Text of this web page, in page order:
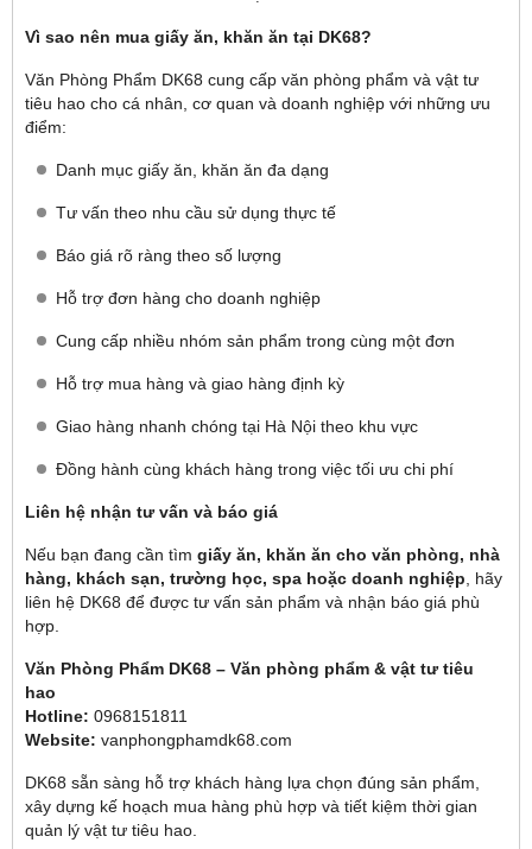
Vì sao nên mua giấy ăn, khăn ăn tại DK68?
Văn Phòng Phẩm DK68 cung cấp văn phòng phẩm và vật tư
tiêu hao cho cá nhân, cơ quan và doanh nghiệp với những ưu
điểm:
Danh mục giấy ăn, khăn ăn đa dạng
Tư vấn theo nhu cầu sử dụng thực tế
Báo giá rõ ràng theo số lượng
Hỗ trợ đơn hàng cho doanh nghiệp
Cung cấp nhiều nhóm sản phẩm trong cùng một đơn
Hỗ trợ mua hàng và giao hàng định kỳ
Giao hàng nhanh chóng tại Hà Nội theo khu vực
Đồng hành cùng khách hàng trong việc tối ưu chi phí
Liên hệ nhận tư vấn và báo giá
Nếu bạn đang cần tìm giấy ăn, khăn ăn cho văn phòng, nhà
hàng, khách sạn, trường học, spa hoặc doanh nghiệp , hãy
liên hệ DK68 để được tư vấn sản phẩm và nhận báo giá phù
hợp.
Văn Phòng Phẩm DK68 – Văn phòng phẩm & vật tư tiêu
hao
Hotline: 0968151811
Website: vanphongphamdk68.com
DK68 sẵn sàng hỗ trợ khách hàng lựa chọn đúng sản phẩm,
xây dựng kế hoạch mua hàng phù hợp và tiết kiệm thời gian
quản lý vật tư tiêu hao.